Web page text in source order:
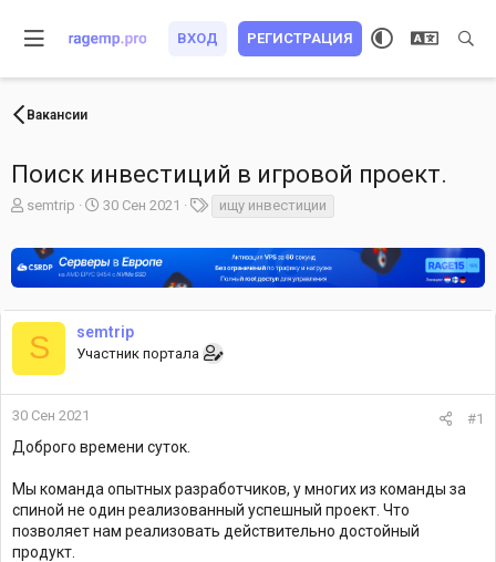
ВХОД РЕГИСТРАЦИЯ
Вакансии
Поиск инвестиций в игровой проект.
А
о
е
м
ы
semtrip
Д
а
а
л
30 Сен 2021
е
и
ищу инвестиции
S semtrip
Участник портала
30 Сен 2021 #1
Доброго времени суток.
Мы команда опытных разработчиков, у многих из команды за
спиной не один реализованный успешный проект. Что
позволяет нам реализовать действительно достойный
продукт.